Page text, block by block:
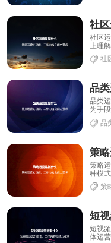
社区
上理
是运
社
品类
为手
销、
品
策略
种模
运营
策
短视
体运